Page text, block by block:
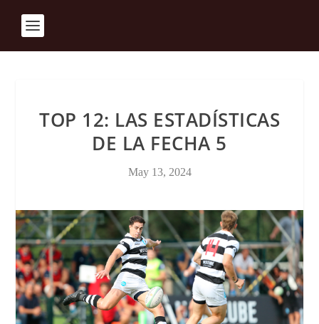
TOP 12: LAS ESTADÍSTICAS
DE LA FECHA 5
May 13, 2024